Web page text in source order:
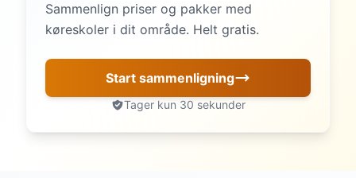
Sammenlign priser og pakker med
køreskoler i dit område. Helt gratis.
Start sammenligning
Tager kun 30 sekunder